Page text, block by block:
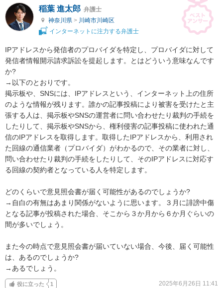
稲葉 進太郎 弁護士
神奈川県 > 川崎市川崎区
インターネットに注力する弁護士
IPアドレスから発信者のプロバイダを特定し、プロバイダに対して
発信者情報開示請求訴訟を提起します。とはどういう意味なんです
か?
→以下のとおりです。
掲示板や、SNSには、IPアドレスという、インターネット上の住所
のような情報が残ります。誰かの記事投稿により被害を受けたと主
張する人は、掲示板やSNSの運営者に問い合わせたり裁判の手続を
したりして、掲示板やSNSから、権利侵害の記事投稿に使われた通
信のIPアドレスを取得します。取得したIPアドレスから、利用され
た回線の通信業者（プロバイダ）がわかるので、その業者に対し、
問い合わせたり裁判の手続をしたりして、そのIPアドレスに対応す
る回線の契約者となっている人を特定します。
どのくらいで意見照会書が届く可能性があるのでしょうか?
→自白の有無はあまり関係がないように思います。３月に誹謗中傷
となる記事が投稿された場合、そこから３か月から６か月ぐらいの
間が多いでしょう。
また今の時点で意見照会書が届いていない場合、今後、届く可能性
は、あるのでしょうか?
→あるでしょう。
役に立った 1 2025年6月26日 11:41